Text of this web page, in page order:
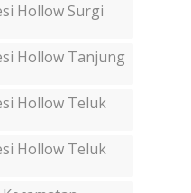
Hollow Surgi
Hollow Tanjung
Hollow Teluk
Hollow Teluk